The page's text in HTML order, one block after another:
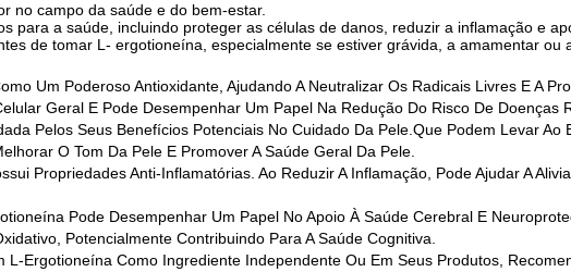
no campo da saúde e do bem-estar.
para a saúde, incluindo proteger as células de danos, reduzir a inflamação e
de tomar L- ergotioneína, especialmente se estiver grávida, a amamentar ou
Um Poderoso Antioxidante, Ajudando A Neutralizar Os Radicais Livres E A
Geral E Pode Desempenhar Um Papel Na Redução Do Risco De Doenças
Pelos Seus Benefícios Potenciais No Cuidado Da Pele.que Podem Levar
O Tom Da Pele E Promover A Saúde Geral Da Pele.
Propriedades Anti-Inflamatórias. Ao Reduzir A Inflamação, Pode Ajudar A
Pode Desempenhar Um Papel No Apoio À Saúde Cerebral E
Potencialmente Contribuindo Para A Saúde Cognitiva.
L-Ergotioneína Como Ingrediente Independente Ou Em Seus Produtos,